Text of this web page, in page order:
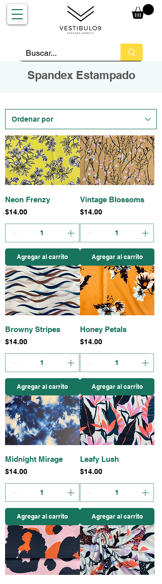
Spandex Estampado
Neon Frenzy
Precio
$14.00
Agregar al carrito
Vintage Blossoms
Precio
$14.00
Agregar al carrito
Browny Stripes
Precio
$14.00
Agregar al carrito
Honey Petals
Precio
$14.00
Agregar al carrito
Midnight Mirage
Precio
$14.00
Agregar al carrito
Leafy Lush
Precio
$14.00
Agregar al carrito